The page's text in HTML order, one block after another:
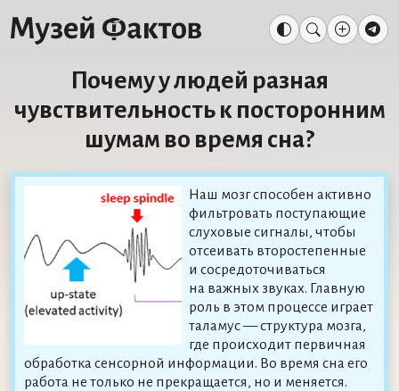
Почему у людей разная
чувствительность к посторонним
шумам во время сна?
Наш мозг способен активно
фильтровать поступающие
слуховые сигналы, чтобы
отсеивать второстепенные
и сосредоточиваться
на важных звуках. Главную
роль в этом процессе играет
таламус — структура мозга,
где происходит первичная
обработка сенсорной информации. Во время сна его
работа не только не прекращается, но и меняется.